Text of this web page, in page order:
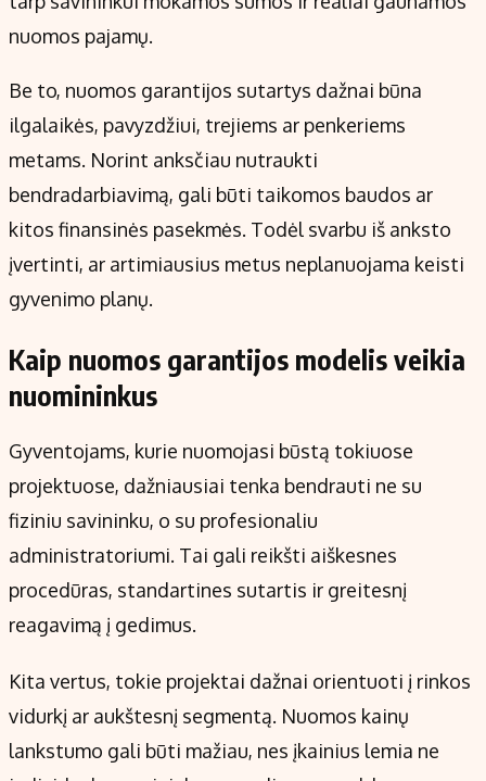
nuomos pajamų.
Be to, nuomos garantijos sutartys dažnai būna
ilgalaikės, pavyzdžiui, trejiems ar penkeriems
metams. Norint anksčiau nutraukti
bendradarbiavimą, gali būti taikomos baudos ar
kitos finansinės pasekmės. Todėl svarbu iš anksto
įvertinti, ar artimiausius metus neplanuojama keisti
gyvenimo planų.
Kaip nuomos garantijos modelis veikia
nuomininkus
Gyventojams, kurie nuomojasi būstą tokiuose
projektuose, dažniausiai tenka bendrauti ne su
fiziniu savininku, o su profesionaliu
administratoriumi. Tai gali reikšti aiškesnes
procedūras, standartines sutartis ir greitesnį
reagavimą į gedimus.
Kita vertus, tokie projektai dažnai orientuoti į rinkos
vidurkį ar aukštesnį segmentą. Nuomos kainų
lankstumo gali būti mažiau, nes įkainius lemia ne